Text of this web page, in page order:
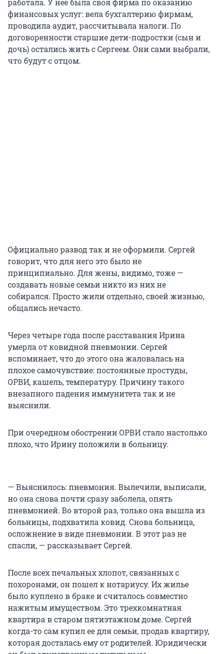
работала. У нее была своя фирма по оказанию
финансовых услуг: вела бухгалтерию фирмам,
проводила аудит, рассчитывала налоги. По
договоренности старшие дети-подростки (сын и
дочь) остались жить с Сергеем. Они сами выбрали,
что будут с отцом.
Официально развод так и не оформили. Сергей
говорит, что для него это было не
принципиально. Для жены, видимо, тоже —
создавать новые семьи никто из них не
собирался. Просто жили отдельно, своей жизнью,
общались нечасто.
Через четыре года после расставания Ирина
умерла от ковидной пневмонии. Сергей
вспоминает, что до этого она жаловалась на
плохое самочувствие: постоянные простуды,
ОРВИ, кашель, температуру. Причину такого
внезапного падения иммунитета так и не
выяснили.
При очередном обострении ОРВИ стало настолько
плохо, что Ирину положили в больницу.
— Выяснилось: пневмония. Вылечили, выписали,
но она снова почти сразу заболела, опять
пневмонией. Во второй раз, только она вышла из
больницы, подхватила ковид. Снова больница,
осложнение в виде пневмонии. В этот раз не
спасли, — рассказывает Сергей.
После всех печальных хлопот, связанных с
похоронами, он пошел к нотариусу. Их жилье
было куплено в браке и считалось совместно
нажитым имуществом. Это трехкомнатная
квартира в старом пятиэтажном доме. Сергей
когда-то сам купил ее для семьи, продав квартиру,
которая досталась ему от родителей. Юридически